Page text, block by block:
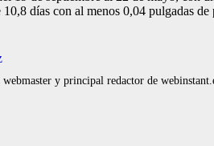
días con al menos 0,04 pulgadas
y principal redactor de